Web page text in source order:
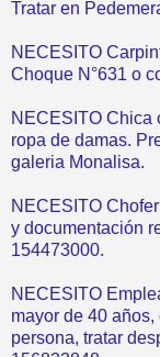
Tratar en
NECESITO
Choque N°631 o
NECESITO Chica
ropa de damas.
galeria Monalisa.
NECESITO
y documentación
154473000.
NECESITO
mayor de 40
persona, tratar